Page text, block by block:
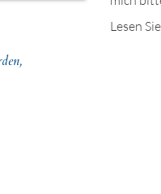
Lesen